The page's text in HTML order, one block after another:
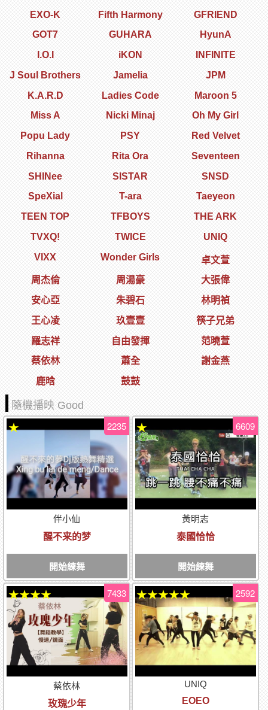
EXO-K
Fifth Harmony
GFRIEND
GOT7
GUHARA
HyunA
I.O.I
iKON
INFINITE
J Soul Brothers
Jamelia
JPM
K.A.R.D
Ladies Code
Maroon 5
Miss A
Nicki Minaj
Oh My Girl
Popu Lady
PSY
Red Velvet
Rihanna
Rita Ora
Seventeen
SHINee
SISTAR
SNSD
SpeXial
T-ara
Taeyeon
TEEN TOP
TFBOYS
THE ARK
TVXQ!
TWICE
UNIQ
VIXX
Wonder Girls
卓文萱
周杰倫
周湯豪
大張偉
安心亞
朱碧石
林明禎
王心凌
玖壹壹
筷子兄弟
羅志祥
自由發揮
范曉萱
蔡依林
蕭全
謝金燕
鹿晗
鼓鼓
隨機播映 Good
伴小仙
醒不来的梦
開始練舞
2235
★
黃明志
泰國恰恰
開始練舞
6609
★
蔡依林
玫瑰少年
7433
★★★★
UNIQ
EOEO
2592
★★★★★